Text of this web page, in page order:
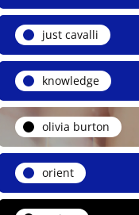
just cavalli
knowledge
olivia burton
orient